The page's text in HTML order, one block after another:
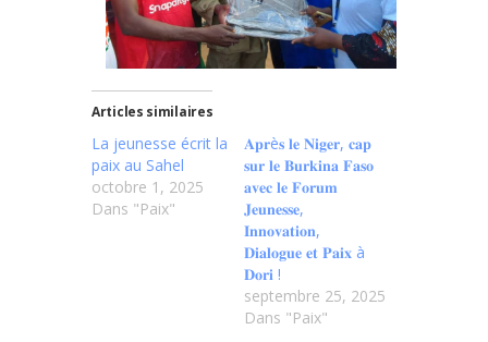
Articles similaires
La jeunesse écrit la
paix au Sahel
octobre 1, 2025
Dans "Paix"
𝐀𝐩𝐫è𝐬 𝐥𝐞 𝐍𝐢𝐠𝐞𝐫, 𝐜𝐚𝐩
𝐬𝐮𝐫 𝐥𝐞 𝐁𝐮𝐫𝐤𝐢𝐧𝐚 𝐅𝐚𝐬𝐨
𝐚𝐯𝐞𝐜 𝐥𝐞 𝐅𝐨𝐫𝐮𝐦
𝐉𝐞𝐮𝐧𝐞𝐬𝐬𝐞,
𝐈𝐧𝐧𝐨𝐯𝐚𝐭𝐢𝐨𝐧,
𝐃𝐢𝐚𝐥𝐨𝐠𝐮𝐞 𝐞𝐭 𝐏𝐚𝐢𝐱 à
𝐃𝐨𝐫𝐢 !
septembre 25, 2025
Dans "Paix"